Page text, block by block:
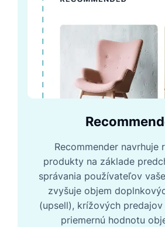
Recommender navrhuje
produkty na základe
správania používateľov
zvyšuje objem
(upsell), krížových
priemernú hodnotu